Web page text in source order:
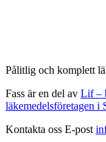
Pålitlig och komplett
Fass är en del av Lif –
läkemedelsföretagen i
Kontakta oss E-post